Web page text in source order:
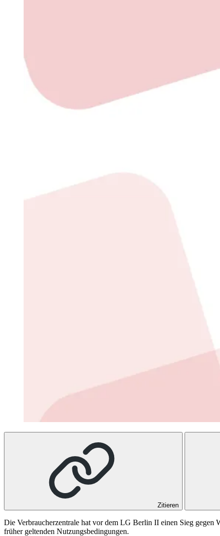
Zitieren
Die Verbraucherzentrale hat vor dem LG Berlin II einen Sieg gegen
früher geltenden Nutzungsbedingungen.